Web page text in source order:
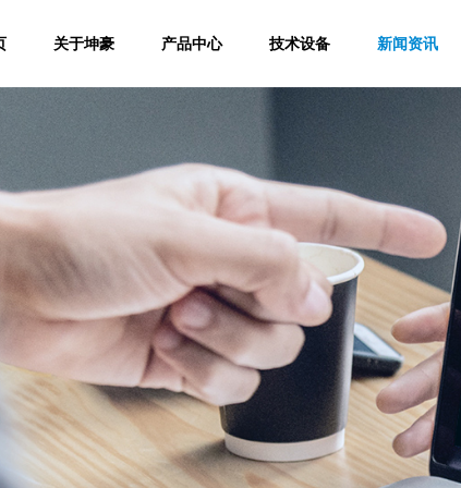
关于坤豪 产品中心 技术设备 新闻资讯